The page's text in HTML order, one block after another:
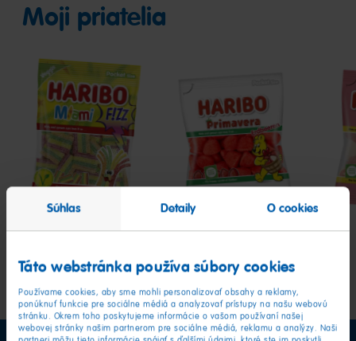
Súhlas Detaily O cookies
Táto webstránka používa súbory cookies
Používame cookies, aby sme mohli personalizovať obsahy a reklamy,
ponúknuť funkcie pre sociálne médiá a analyzovať prístupy na našu webovú
stránku. Okrem toho poskytujeme informácie o vašom používaní našej
webovej stránky našim partnerom pre sociálne médiá, reklamu a analýzy. Naši
Moji priatelia
Miami
F!ZZ
Primavera